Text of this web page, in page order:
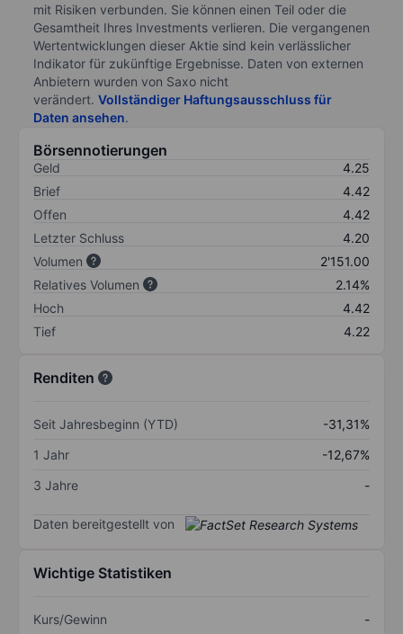
mit Risiken verbunden. Sie können einen Teil oder die
Gesamtheit Ihres Investments verlieren. Die vergangenen
Wertentwicklungen dieser Aktie sind kein verlässlicher
Indikator für zukünftige Ergebnisse. Daten von externen
Anbietern wurden von Saxo nicht
verändert. Vollständiger Haftungsausschluss für
Daten ansehen.
Börsennotierungen
Geld
4.25
Brief
4.42
Offen
4.42
Letzter Schluss
4.20
Volumen
2'151.00
Relatives Volumen
2.14%
Hoch
4.42
Tief
4.22
Renditen
Seit Jahresbeginn (YTD)
-31,31%
1 Jahr
-12,67%
3 Jahre
-
Daten bereitgestellt von
Wichtige Statistiken
Kurs/Gewinn
-